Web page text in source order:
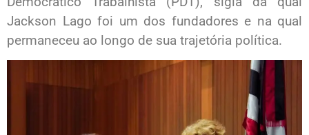
Jackson Lago foi um dos fundadores e na qual
permaneceu ao longo de sua trajetória política.